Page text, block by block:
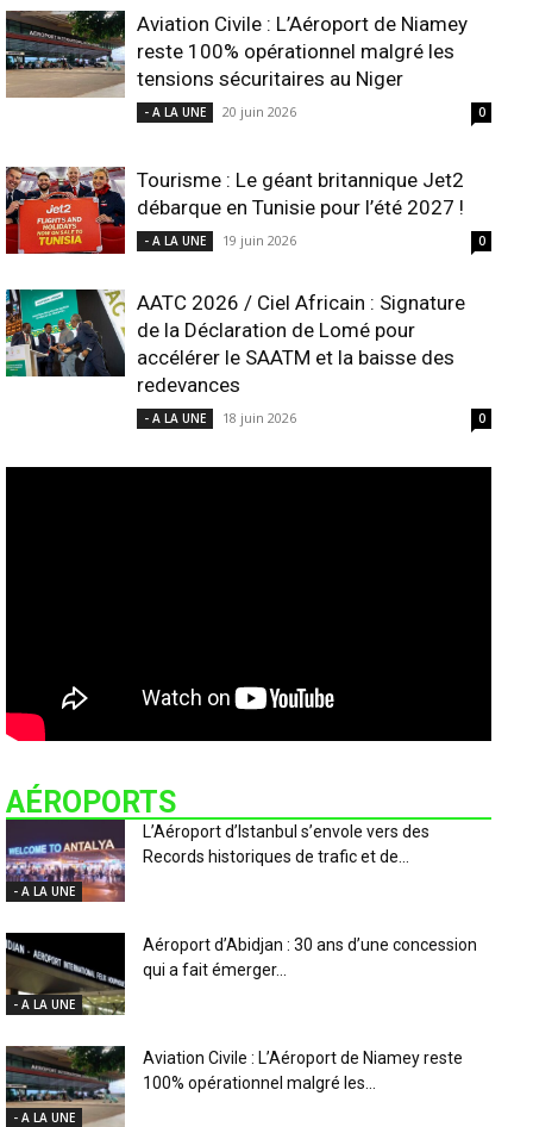
Aviation Civile : L’Aéroport de Niamey
reste 100% opérationnel malgré les
tensions sécuritaires au Niger
- A LA UNE 20 juin 2026 0
Tourisme : Le géant britannique Jet2
débarque en Tunisie pour l’été 2027 !
- A LA UNE 19 juin 2026 0
AATC 2026 / Ciel Africain : Signature
de la Déclaration de Lomé pour
accélérer le SAATM et la baisse des
redevances
- A LA UNE 18 juin 2026 0
AÉROPORTS
- A LA UNE
L’Aéroport d’Istanbul s’envole vers des
Records historiques de trafic et de...
- A LA UNE
Aéroport d’Abidjan : 30 ans d’une concession
qui a fait émerger...
- A LA UNE
Aviation Civile : L’Aéroport de Niamey reste
100% opérationnel malgré les...